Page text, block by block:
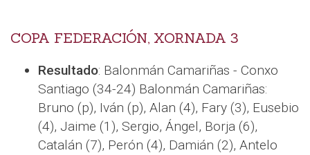
COPA FEDERACIÓN, XORNADA 3
Resultado: Balonmán Camariñas - Conxo
Santiago (34-24) Balonmán Camariñas:
Bruno (p), Iván (p), Alan (4), Fary (3), Eusebio
(4), Jaime (1), Sergio, Ángel, Borja (6),
Catalán (7), Perón (4), Damián (2), Antelo